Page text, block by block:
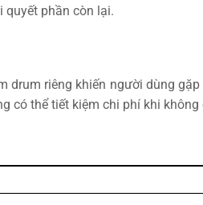
quyết phần còn lại.
drum riêng khiến người dùng
có thể tiết kiệm chi phí khi